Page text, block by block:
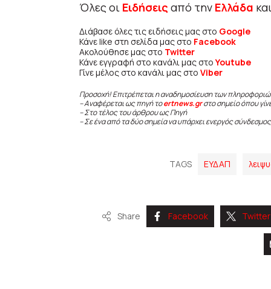
Όλες οι Ειδήσεις από την Ελλάδα
Διάβασε όλες τις ειδήσεις μας στο Google
Κάνε like στη σελίδα μας στο Facebook
Ακολούθησε μας στο Twitter
Κάνε εγγραφή στο κανάλι μας στοYoutube
Γίνε μέλος στο κανάλι μας στο Viber
Προσοχή! Επιτρέπεται η αναδημοσίευση των
– Αναφέρεται ως πηγή τοertnews.gr στο σημείο όπου
– Στο τέλος του άρθρου ως Πηγή
– Σε ένα από τα δύο σημεία να υπάρχει ενεργός σύνδεσμος
TAGS ΕΥΔΑΠ
Share Facebook Twitter